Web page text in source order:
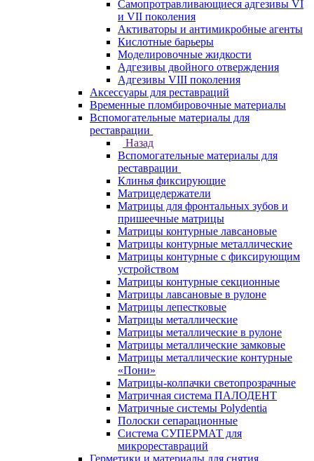
Самопротравливающиеся адгезивы VI
и VII поколения
Активаторы и антимикробные агенты
Кислотные барьеры
Моделировочные жидкости
Адгезивы двойного отверждения
Адгезивы VIII поколения
Аксессуары для реставраций
Временные пломбировочные материалы
Вспомогательные материалы для
реставрации
Назад
Вспомогательные материалы для
реставрации
Клинья фиксирующие
Матрицедержатели
Матрицы для фронтальных зубов и
пришеечные матрицы
Матрицы контурные лавсановые
Матрицы контурные металлические
Матрицы контурные с фиксирующим
устройством
Матрицы контурные секционные
Матрицы лавсановые в рулоне
Матрицы лепестковые
Матрицы металлические
Матрицы металлические в рулоне
Матрицы металлические замковые
Матрицы металлические контурные
«Пони»
Матрицы-колпачки светопрозрачные
Матричная система ПАЛОДЕНТ
Матричные системы Polydentia
Полоски сепарационные
Система СУПЕРМАТ для
микрореставраций
Герметики и материалы для снятия